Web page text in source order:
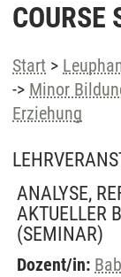
COURSE
Start >
-> Minor
Erziehung
ANALYSE,
AKTUELLER
(SEMINAR)
Dozent/in: